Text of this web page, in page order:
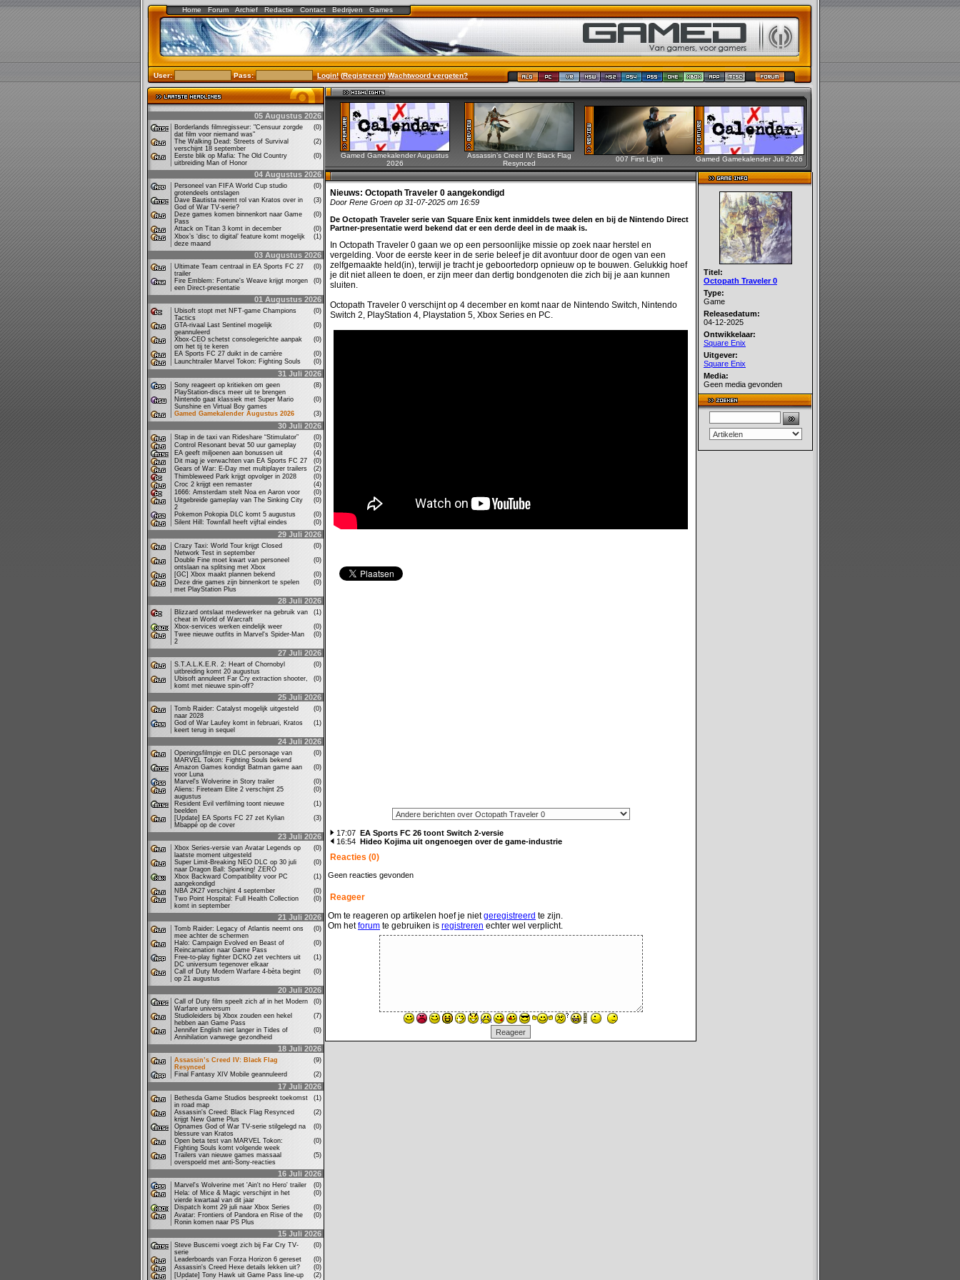
Home Forum Archief Redactie Contact Bedrijven Games
User: Pass: Login!(Registreren)Wachtwoord vergeten?
05 Augustus 2026
Borderlands filmregisseur: "Censuur zorgde
dat film voor niemand was"
(0)
The Walking Dead: Streets of Survival
verschijnt 18 september
(2)
Eerste blik op Mafia: The Old Country
uitbreiding Man of Honor
(0)
04 Augustus 2026
Personeel van FIFA World Cup studio
grotendeels ontslagen
(0)
Dave Bautista neemt rol van Kratos over in
God of War TV-serie?
(3)
Deze games komen binnenkort naar Game
Pass
(0)
Attack on Titan 3 komt in december
(0)
Xbox’s ‘disc to digital’ feature komt mogelijk
deze maand
(1)
03 Augustus 2026
Ultimate Team centraal in EA Sports FC 27
trailer
(0)
Fire Emblem: Fortune's Weave krijgt morgen
een Direct-presentatie
(0)
01 Augustus 2026
Ubisoft stopt met NFT-game Champions
Tactics
(0)
GTA-rivaal Last Sentinel mogelijk
geannuleerd
(0)
Xbox-CEO schetst consolegerichte aanpak
om het tij te keren
(0)
EA Sports FC 27 duikt in de carrière
(0)
Launchtrailer Marvel Tokon: Fighting Souls
(0)
31 Juli 2026
Sony reageert op kritieken om geen
PlayStation-discs meer uit te brengen
(8)
Nintendo gaat klassiek met Super Mario
Sunshine en Virtual Boy games
(0)
Gamed Gamekalender Augustus 2026
(3)
30 Juli 2026
Stap in de taxi van Rideshare “Stimulator”
(0)
Control Resonant bevat 50 uur gameplay
(0)
EA geeft miljoenen aan bonussen uit
(4)
Dit mag je verwachten van EA Sports FC 27
(0)
Gears of War: E-Day met multiplayer trailers
(2)
Thimbleweed Park krijgt opvolger in 2028
(0)
Croc 2 krijgt een remaster
(4)
1666: Amsterdam stelt Noa en Aaron voor
(0)
Uitgebreide gameplay van The Sinking City
2
(0)
Pokemon Pokopia DLC komt 5 augustus
(0)
Silent Hill: Townfall heeft vijftal eindes
(0)
29 Juli 2026
Crazy Taxi: World Tour krijgt Closed
Network Test in september
(0)
Double Fine moet kwart van personeel
ontslaan na splitsing met Xbox
(0)
[GC] Xbox maakt plannen bekend
(0)
Deze drie games zijn binnenkort te spelen
met PlayStation Plus
(0)
28 Juli 2026
Blizzard ontslaat medewerker na gebruik van
cheat in World of Warcraft
(1)
Xbox-services werken eindelijk weer
(0)
Twee nieuwe outfits in Marvel's Spider-Man
2
(0)
27 Juli 2026
S.T.A.L.K.E.R. 2: Heart of Chornobyl
uitbreiding komt 20 augustus
(0)
Ubisoft annuleert Far Cry extraction shooter,
komt met nieuwe spin-off?
(0)
25 Juli 2026
Tomb Raider: Catalyst mogelijk uitgesteld
naar 2028
(0)
God of War Laufey komt in februari, Kratos
keert terug in sequel
(1)
24 Juli 2026
Openingsfilmpje en DLC personage van
MARVEL Tokon: Fighting Souls bekend
(0)
Amazon Games kondigt Batman game aan
voor Luna
(0)
Marvel's Wolverine in Story trailer
(0)
Aliens: Fireteam Elite 2 verschijnt 25
augustus
(0)
Resident Evil verfilming toont nieuwe
beelden
(1)
[Update] EA Sports FC 27 zet Kylian
Mbappé op de cover
(3)
23 Juli 2026
Xbox Series-versie van Avatar Legends op
laatste moment uitgesteld
(0)
Super Limit-Breaking NEO DLC op 30 juli
naar Dragon Ball: Sparking! ZERO
(0)
Xbox Backward Compatibility voor PC
aangekondigd
(1)
NBA 2K27 verschijnt 4 september
(0)
Two Point Hospital: Full Health Collection
komt in september
(0)
21 Juli 2026
Tomb Raider: Legacy of Atlantis neemt ons
mee achter de schermen
(0)
Halo: Campaign Evolved en Beast of
Reincarnation naar Game Pass
(0)
Free-to-play fighter DCKO zet vechters uit
DC universum tegenover elkaar
(1)
Call of Duty Modern Warfare 4-bèta begint
op 21 augustus
(0)
20 Juli 2026
Call of Duty film speelt zich af in het Modern
Warfare universum
(0)
Studioleiders bij Xbox zouden een hekel
hebben aan Game Pass
(7)
Jennifer English niet langer in Tides of
Annihilation vanwege gezondheid
(0)
18 Juli 2026
Assassin’s Creed IV: Black Flag
Resynced
(9)
Final Fantasy XIV Mobile geannuleerd
(2)
17 Juli 2026
Bethesda Game Studios bespreekt toekomst
in road map
(1)
Assassin's Creed: Black Flag Resynced
krijgt New Game Plus
(2)
Opnames God of War TV-serie stilgelegd na
blessure van Kratos
(0)
Open beta test van MARVEL Tokon:
Fighting Souls komt volgende week
(0)
Trailers van nieuwe games massaal
overspoeld met anti-Sony-reacties
(5)
16 Juli 2026
Marvel's Wolverine met 'Ain't no Hero' trailer
(0)
Hela: of Mice & Magic verschijnt in het
vierde kwartaal van dit jaar
(0)
Dispatch komt 29 juli naar Xbox Series
(0)
Avatar: Frontiers of Pandora en Rise of the
Ronin komen naar PS Plus
(0)
15 Juli 2026
Steve Buscemi voegt zich bij Far Cry TV-
serie
(0)
Leaderboards van Forza Horizon 6 gereset
(0)
Assassin's Creed Hexe details lekken uit?
(0)
[Update] Tony Hawk uit Game Pass line-up
(2)
Gamed Gamekalender Augustus
2026
Assassin’s Creed IV: Black Flag
Resynced
007 First Light Gamed Gamekalender Juli 2026
Nieuws: Octopath Traveler 0 aangekondigd
Door Rene Groen op 31-07-2025 om 16:59
De Octopath Traveler serie van Square Enix kent inmiddels twee delen en bij de Nintendo Direct
Partner-presentatie werd bekend dat er een derde deel in de maak is.
In Octopath Traveler 0 gaan we op een persoonlijke missie op zoek naar herstel en
vergelding. Voor de eerste keer in de serie beleef je dit avontuur door de ogen van een
zelfgemaakte held(in), terwijl je tracht je geboortedorp opnieuw op te bouwen. Gelukkig hoef
je dit niet alleen te doen, er zijn meer dan dertig bondgenoten die zich bij je aan kunnen
sluiten.
Octopath Traveler 0 verschijnt op 4 december en komt naar de Nintendo Switch, Nintendo
Switch 2, PlayStation 4, Playstation 5, Xbox Series en PC.
17:07 EA Sports FC 26 toont Switch 2-versie
16:54 Hideo Kojima uit ongenoegen over de game-industrie
Reacties (0)
Geen reacties gevonden
Reageer
Om te reageren op artikelen hoef je nietgeregistreerd te zijn.
Om hetforum te gebruiken is registreren echter wel verplicht.
Titel:
Octopath Traveler 0
Type:
Game
Releasedatum:
04-12-2025
Ontwikkelaar:
Square Enix
Uitgever:
Square Enix
Media:
Geen media gevonden